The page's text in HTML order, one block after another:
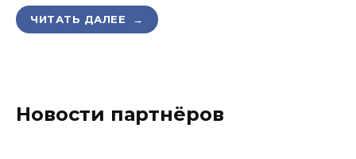
ЧИТАТЬ ДАЛЕЕ →
Новости партнёров